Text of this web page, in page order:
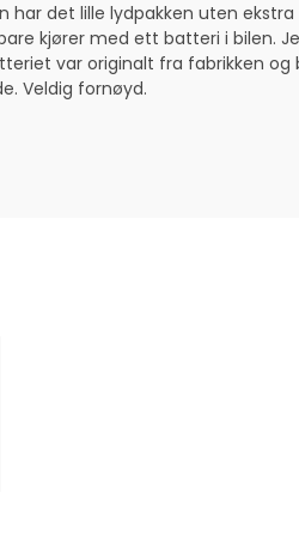
har det lille lydpakken uten
kjører med ett batteri i
var originalt fra fabrikken
Veldig fornøyd.